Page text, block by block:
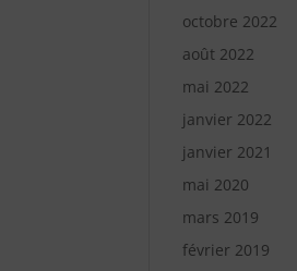
octobre 2022
août 2022
mai 2022
janvier 2022
janvier 2021
mai 2020
mars 2019
février 2019